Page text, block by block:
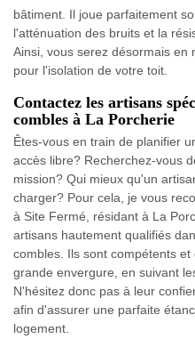
bâtiment. Il joue parfaitement
l'atténuation des bruits et la
Ainsi, vous serez désormais en
pour l'isolation de votre toit.
Contactez les artisans
combles à La Porcherie
Êtes-vous en train de planifier
accès libre? Recherchez-vous
mission? Qui mieux qu'un
charger? Pour cela, je vous
à Site Fermé, résidant à La
artisans hautement qualifiés
combles. Ils sont compétents
grande envergure, en suivant
N'hésitez donc pas à leur
afin d'assurer une parfaite
logement.